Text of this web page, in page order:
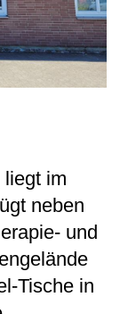
im
neben
und
Tische in